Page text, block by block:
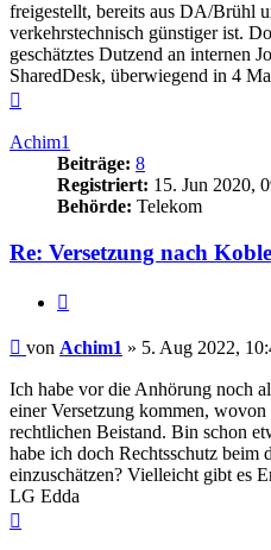
freigestellt, bereits aus DA/Brühl
verkehrstechnisch günstiger ist.
geschätztes Dutzend an internen
SharedDesk, überwiegend in 4
Achim1
Beiträge: 8
Registriert: 15. Jun 2020,
Behörde: Telekom
Re: Versetzung nach
Beitrag
von Achim1 » 5. Aug 2022,
Ich habe vor die Anhörung noch
einer Versetzung kommen,
rechtlichen Beistand. Bin schon
habe ich doch Rechtsschutz beim
einzuschätzen? Vielleicht gibt es
LG Edda